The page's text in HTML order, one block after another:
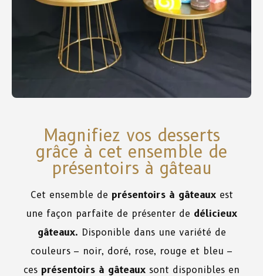
Magnifiez vos desserts
grâce à cet ensemble de
présentoirs à gâteau
Cet ensemble de présentoirs à gâteauxest
une façon parfaite de présenter de délicieux
gâteaux. Disponible dans une variété de
couleurs – noir, doré, rose, rouge et bleu –
ces présentoirs à gâteaux sont disponibles en